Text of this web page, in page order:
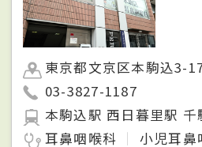
東京都文京区本駒込3-
03-3827-1187
本駒込駅 西日暮里駅 千
耳鼻咽喉科
小児耳鼻